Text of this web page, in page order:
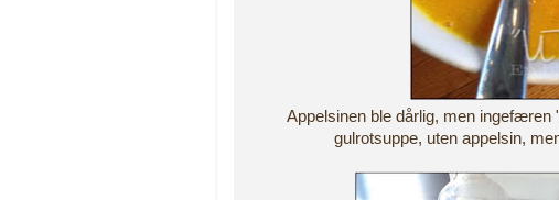
Appelsinen ble dårlig, men ingefæren
gulrotsuppe, uten appelsin,